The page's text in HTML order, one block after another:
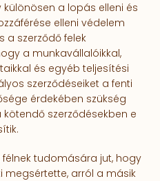
a lopás elleni és
elleni védelem
a szerződő felek
a munkavállalóikkal,
és egyéb teljesítési
szerződéseiket a fenti
érdekében szükség
szerződésekben e
félnek tudomására jut, hogy
megsértette, arról a másik